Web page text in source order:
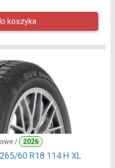
/ 2026
265/60 R18 114 H XL